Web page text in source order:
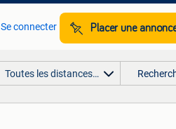
Se connecter Placer une
Toutes les distances…